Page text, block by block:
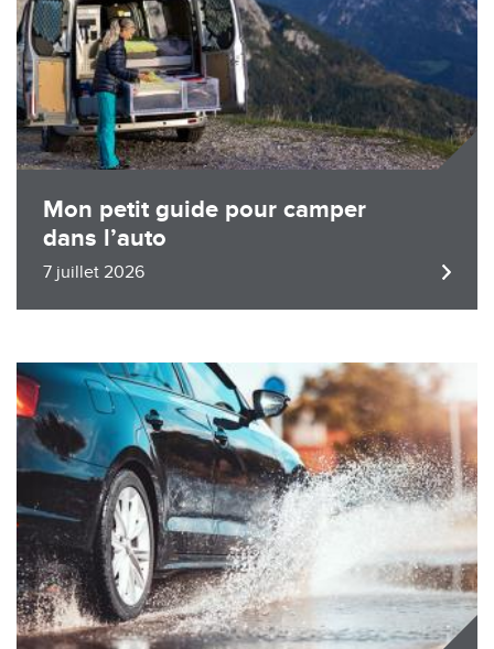
Mon petit guide pour camper
dans l’auto
7 juillet 2026
Image